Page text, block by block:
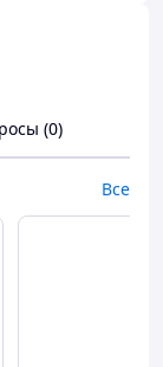
(0)
Все